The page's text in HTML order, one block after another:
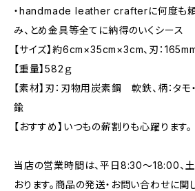
・handmade leather crafterに何度も頼
み、とめ金具等全てに納得のいくシース
【サイズ】約6cm×35cm×3cm、刃：
【重量】582ｇ
【素材】刃：刃物用炭素鋼 軟鉄、柄：タモ
鍮
【おすすめ】いつもの薪割りも心躍ります。
当店の営業時間は、平日8:30～18:00、
おります。商品の発送・お問い合わせに関